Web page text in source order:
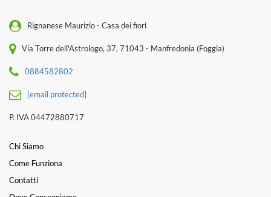
Rignanese Maurizio - Casa dei fiori
Via Torre dell'Astrologo, 37, 71043 - Manfredonia (Foggia)
0884582802
[email protected]
P. IVA 04472880717
Chi Siamo
Come Funziona
Contatti